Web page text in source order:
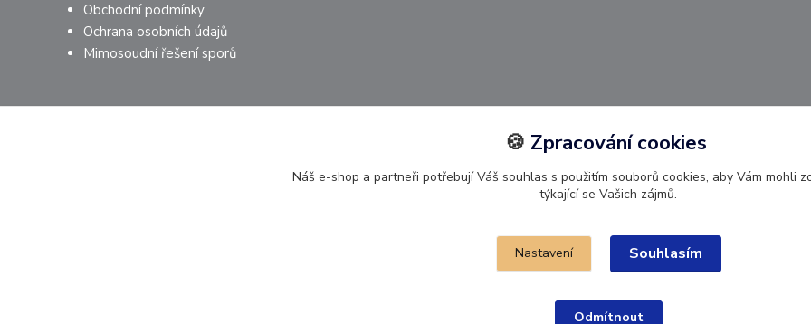
Obchodní podmínky
Ochrana osobních údajů
Mimosoudní řešení sporů
🍪 Zpracování cookies
Náš e-shop a partneři potřebují Váš souhlas s použitím souborů cookies, aby Vám mohli
týkající se Vašich zájmů.
Nastavení Souhlasím
Odmítnout